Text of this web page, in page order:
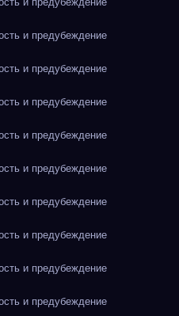
и предубеждение
и предубеждение
и предубеждение
и предубеждение
и предубеждение
и предубеждение
и предубеждение
и предубеждение
и предубеждение